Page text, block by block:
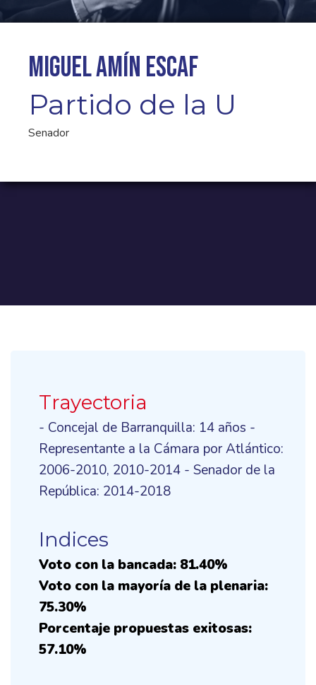
Miguel Amín Escaf
Partido de la U
Senador
Trayectoria
- Concejal de Barranquilla: 14 años -
Representante a la Cámara por Atlántico:
2006-2010, 2010-2014 - Senador de la
República: 2014-2018
Indices
Voto con la bancada: 81.40%
Voto con la mayoría de la plenaria:
75.30%
Porcentaje propuestas exitosas:
57.10%